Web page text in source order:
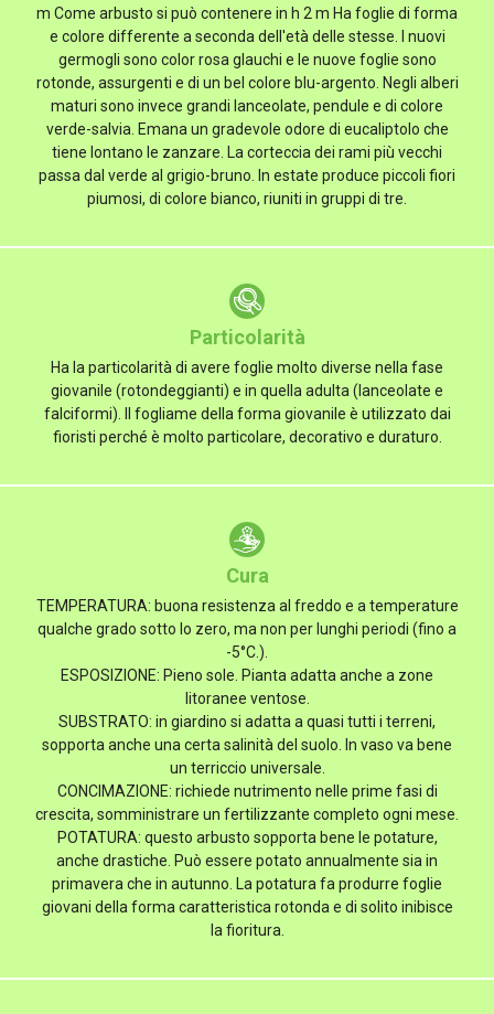
m Come arbusto si può contenere in h 2 m Ha foglie di forma
e colore differente a seconda dell'età delle stesse. I nuovi
germogli sono color rosa glauchi e le nuove foglie sono
rotonde, assurgenti e di un bel colore blu-argento. Negli alberi
maturi sono invece grandi lanceolate, pendule e di colore
verde-salvia. Emana un gradevole odore di eucaliptolo che
tiene lontano le zanzare. La corteccia dei rami più vecchi
passa dal verde al grigio-bruno. In estate produce piccoli fiori
piumosi, di colore bianco, riuniti in gruppi di tre.
Particolarità
Ha la particolarità di avere foglie molto diverse nella fase
giovanile (rotondeggianti) e in quella adulta (lanceolate e
falciformi). Il fogliame della forma giovanile è utilizzato dai
fioristi perché è molto particolare, decorativo e duraturo.
Cura
TEMPERATURA: buona resistenza al freddo e a temperature
qualche grado sotto lo zero, ma non per lunghi periodi (fino a
-5°C.).
ESPOSIZIONE: Pieno sole. Pianta adatta anche a zone
litoranee ventose.
SUBSTRATO: in giardino si adatta a quasi tutti i terreni,
sopporta anche una certa salinità del suolo. In vaso va bene
un terriccio universale.
CONCIMAZIONE: richiede nutrimento nelle prime fasi di
crescita, somministrare un fertilizzante completo ogni mese.
POTATURA: questo arbusto sopporta bene le potature,
anche drastiche. Può essere potato annualmente sia in
primavera che in autunno. La potatura fa produrre foglie
giovani della forma caratteristica rotonda e di solito inibisce
la fioritura.